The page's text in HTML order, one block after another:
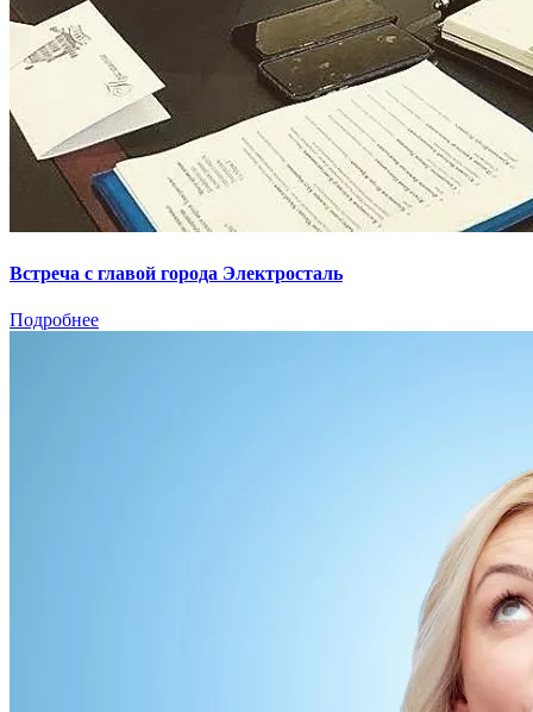
Встреча с главой города Электросталь
Подробнее